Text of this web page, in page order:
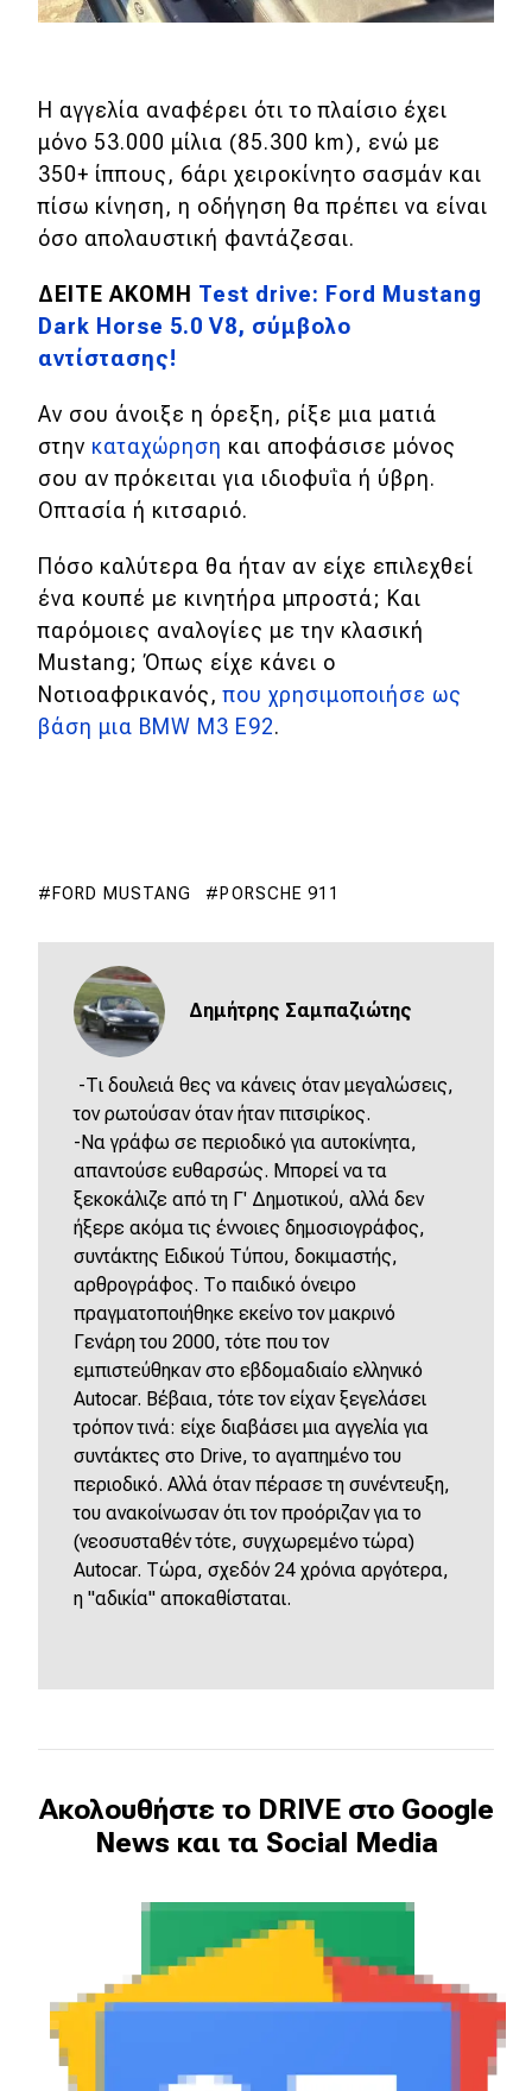
Η αγγελία αναφέρει ότι το πλαίσιο έχει
μόνο 53.000 μίλια (85.300 km), ενώ με
350+ ίππους, 6άρι χειροκίνητο σασμάν και
πίσω κίνηση, η οδήγηση θα πρέπει να είναι
όσο απολαυστική φαντάζεσαι.
ΔΕΙΤΕ ΑΚΟΜΗ Test drive: Ford Mustang
Dark Horse 5.0 V8, σύμβολο
αντίστασης!
Αν σου άνοιξε η όρεξη, ρίξε μια ματιά
στην καταχώρηση και αποφάσισε μόνος
σου αν πρόκειται για ιδιοφυΐα ή ύβρη.
Οπτασία ή κιτσαριό.
Πόσο καλύτερα θα ήταν αν είχε επιλεχθεί
ένα κουπέ με κινητήρα μπροστά; Και
παρόμοιες αναλογίες με την κλασική
Mustang; Όπως είχε κάνει ο
Νοτιοαφρικανός,που χρησιμοποιήσε ως
βάση μια BMW M3 Ε92.
FORD MUSTANG PORSCHE 911
Δημήτρης Σαμπαζιώτης
-Τι δουλειά θες να κάνεις όταν μεγαλώσεις,
τον ρωτούσαν όταν ήταν πιτσιρίκος.
-Να γράφω σε περιοδικό για αυτοκίνητα,
απαντούσε ευθαρσώς. Μπορεί να τα
ξεκοκάλιζε από τη Γ' Δημοτικού, αλλά δεν
ήξερε ακόμα τις έννοιες δημοσιογράφος,
συντάκτης Ειδικού Τύπου, δοκιμαστής,
αρθρογράφος. Το παιδικό όνειρο
πραγματοποιήθηκε εκείνο τον μακρινό
Γενάρη του 2000, τότε που τον
εμπιστεύθηκαν στο εβδομαδιαίο ελληνικό
Autocar. Βέβαια, τότε τον είχαν ξεγελάσει
τρόπον τινά: είχε διαβάσει μια αγγελία για
συντάκτες στο Drive, το αγαπημένο του
περιοδικό. Αλλά όταν πέρασε τη συνέντευξη,
του ανακοίνωσαν ότι τον προόριζαν για το
(νεοσυσταθέν τότε, συγχωρεμένο τώρα)
Autocar. Τώρα, σχεδόν 24 χρόνια αργότερα,
η "αδικία" αποκαθίσταται.
Ακολουθήστε το DRIVE στο Google
News και τα Social Media